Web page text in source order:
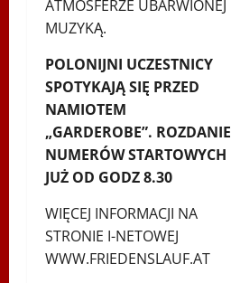
ATMOSFERZE UBARWIONEJ
MUZYKĄ.
POLONIJNI UCZESTNICY
SPOTYKAJĄ SIĘ PRZED
NAMIOTEM
„GARDEROBE”. ROZDANIE
NUMERÓW STARTOWYCH
JUŻ OD GODZ 8.30
WIĘCEJ INFORMACJI NA
STRONIE I-NETOWEJ
WWW.FRIEDENSLAUF.AT